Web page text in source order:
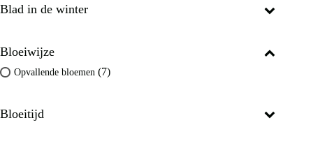
Blad in de winter
Bloeiwijze
Opvallende bloemen (7)
Bloeitijd